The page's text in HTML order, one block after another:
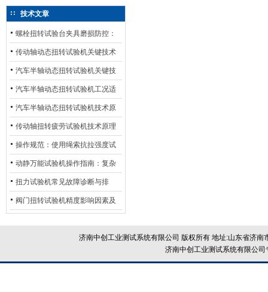
技术文章
螺栓扭转试验台夹具磨损防控：
材质选型与表面处理的耐用性优
化
传动轴动态扭转试验机关键技术
及产业落地应用
汽车半轴动态扭转试验机关键技
术及产业落地应用
汽车半轴动态扭转试验机工况适
配与质控应用探析
汽车半轴动态扭转试验机技术原
理与行业应用
传动轴扭转疲劳试验机技术原理
与行业应用
操作规范：使用绳索抗拉强度试
验机的完整测试步骤
动静万能试验机操作指南：复杂
动态测试的标准化流程
扭力试验机常见故障诊断与排
除：从传感器信号异常到机械传
阀门扭转试验机精度影响因素及
济南中创工业测试系统有限公司 版权所有 地址:山东省济
济南中创工业测试系统有限公司